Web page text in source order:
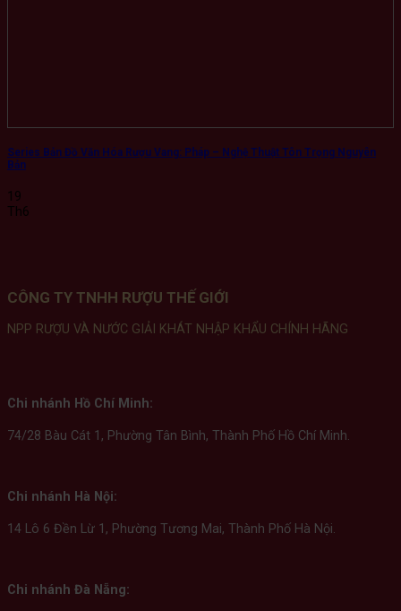
Series Bản Đồ Văn Hóa Rượu Vang: Pháp – Nghệ Thuật Tôn Trọng Nguyên
Bản
19
Th6
CÔNG TY TNHH RƯỢU THẾ GIỚI
NPP RƯỢU VÀ NƯỚC GIẢI KHÁT NHẬP KHẨU CHÍNH HÃNG
Chi nhánh Hồ Chí Minh:
74/28 Bàu Cát 1, Phường Tân Bình, Thành Phố Hồ Chí Minh.
Chi nhánh Hà Nội:
14 Lô 6 Đền Lừ 1, Phường Tương Mai, Thành Phố Hà Nội.
Chi nhánh Đà Nẵng: